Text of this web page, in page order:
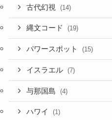
古代幻視 (14)
縄文コード (19)
パワースポット (15)
イスラエル (7)
与那国島 (4)
ハワイ (1)